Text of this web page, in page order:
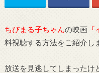
ちびまる子ちゃんの映画『
料視聴する方法をご紹介し
放送を見逃してしまったけ